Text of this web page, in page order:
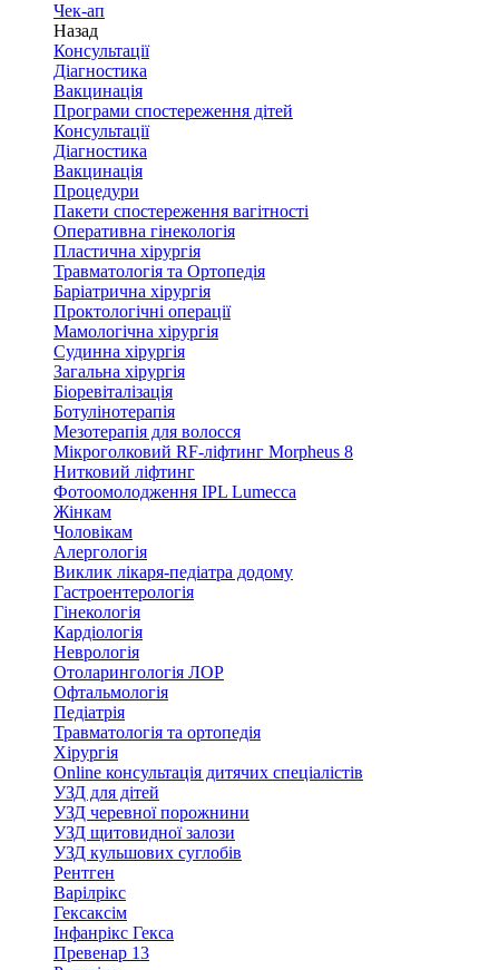
Чек-ап
Назад
Консультації
Діагностика
Вакцинація
Програми спостереження дітей
Консультації
Діагностика
Вакцинація
Процедури
Пакети спостереження вагітності
Оперативна гінекологія
Пластична хірургія
Травматологія та Ортопедія
Баріатрична хірургія
Проктологічні операції
Мамологічна хірургія
Судинна хірургія
Загальна хірургія
Біоревіталізація
Ботулінотерапія
Мезотерапія для волосся
Мікроголковий RF-ліфтинг Morpheus 8
Нитковий ліфтинг
Фотоомолодження IPL Lumecca
Жінкам
Чоловікам
Алергологія
Виклик лікаря-педіатра додому
Гастроентерологія
Гінекологія
Кардіологія
Неврологія
Отоларингологія ЛОР
Офтальмологія
Педіатрія
Травматологія та ортопедія
Хірургія
Online консультація дитячих спеціалістів
УЗД для дітей
УЗД черевної порожнини
УЗД щитовидної залози
УЗД кульшових суглобів
Рентген
Варілрікс
Гексаксім
Інфанрікс Гекса
Превенар 13